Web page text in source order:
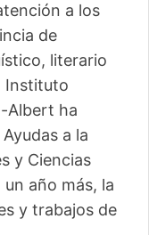
a los
de
literario
Instituto
Albert ha
a la
y Ciencias
año más, la
y trabajos de